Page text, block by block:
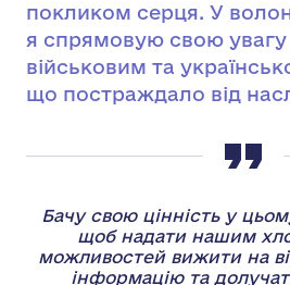
покликом серця. У
я спрямовую свою
військовим та
що постраждало від
Бачу свою цінність у
щоб надати нашим
можливостей вижити на
інформацію та